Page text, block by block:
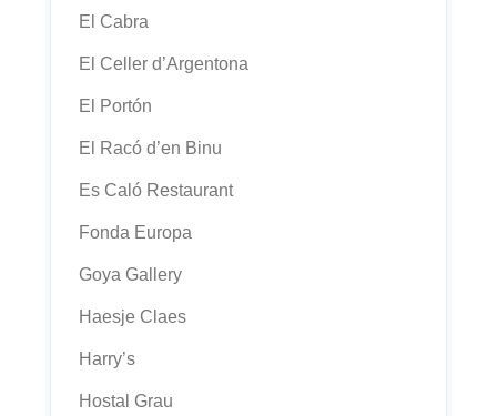
El Cabra
El Celler d’Argentona
El Portón
El Racó d’en Binu
Es Caló Restaurant
Fonda Europa
Goya Gallery
Haesje Claes
Harry’s
Hostal Grau